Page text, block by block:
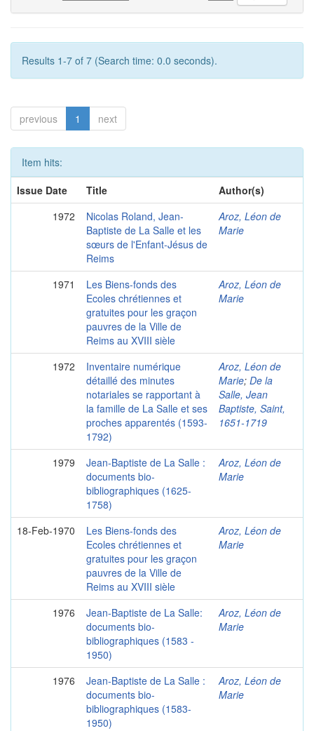
Results 1-7 of 7 (Search time: 0.0 seconds).
previous 1 next
Item hits:
Issue Date
Title
Author(s)
1972
Nicolas Roland, Jean-
Baptiste de La Salle et les
sœurs de l'Enfant-Jésus de
Reims
Aroz, Léon de
Marie
1971
Les Biens-fonds des
Ecoles chrétiennes et
gratuites pour les graçon
pauvres de la Ville de
Reims au XVIII sièle
Aroz, Léon de
Marie
1972
Inventaire numérique
détaillé des minutes
notariales se rapportant à
la famille de La Salle et ses
proches apparentés (1593-
1792)
Aroz, Léon de
Marie; De la
Salle, Jean
Baptiste, Saint,
1651-1719
1979
Jean-Baptiste de La Salle :
documents bio-
bibliographiques (1625-
1758)
Aroz, Léon de
Marie
18-Feb-1970
Les Biens-fonds des
Ecoles chrétiennes et
gratuites pour les graçon
pauvres de la Ville de
Reims au XVIII sièle
Aroz, Léon de
Marie
1976
Jean-Baptiste de La Salle:
documents bio-
bibliographiques (1583 -
1950)
Aroz, Léon de
Marie
1976
Jean-Baptiste de La Salle :
documents bio-
bibliographiques (1583-
1950)
Aroz, Léon de
Marie